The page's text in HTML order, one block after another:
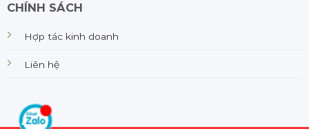
CHÍNH SÁCH
Hợp tác kinh doanh
Liên hệ